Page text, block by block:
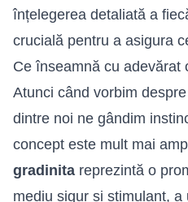
înțelegerea detaliată a
crucială pentru a asigura
Ce înseamnă cu adevărat
Atunci când vorbim
dintre noi ne gândim
concept este mult mai
gradinita reprezintă o
mediu sigur și stimulant,